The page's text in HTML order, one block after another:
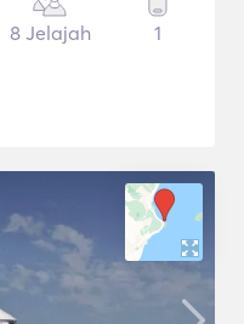
8 Jelajah 1